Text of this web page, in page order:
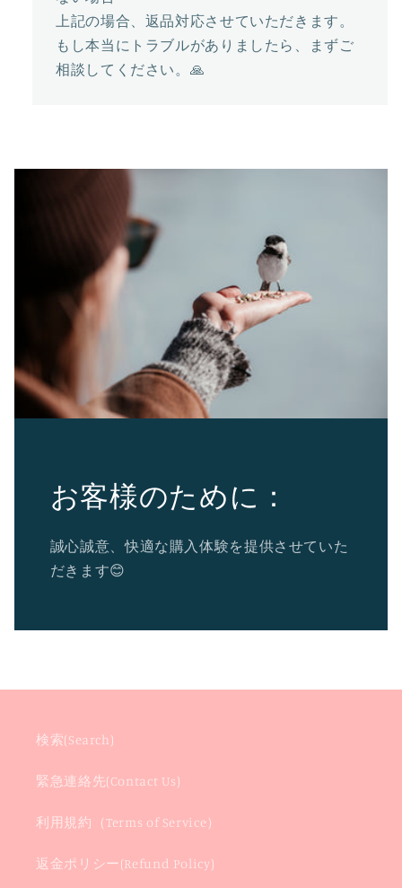
上記の場合、返品対応させていただきます。
もし本当にトラブルがありましたら、まずご
相談してください。🙏
お客様のために：
誠心誠意、快適な購入体験を提供させていた
だきます😊
検索(Search)
緊急連絡先(Contact Us)
利用規約（Terms of Service）
返金ポリシー(Refund Policy)